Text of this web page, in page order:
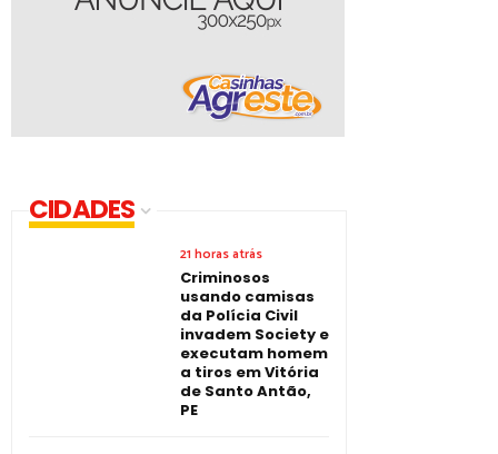
CIDADES
21 horas atrás
Criminosos
usando camisas
da Polícia Civil
invadem Society e
executam homem
a tiros em Vitória
de Santo Antão,
PE